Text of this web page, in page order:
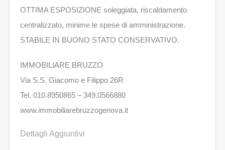
OTTIMA ESPOSIZIONE soleggiata, riscaldamento
centralizzato, minime le spese di amministrazione.
STABILE IN BUONO STATO CONSERVATIVO.
IMMOBILIARE BRUZZO
Via S.S. Giacomo e Filippo 26R
Tel. 010.8950865 – 349.0566880
www.immobiliarebruzzogenova.it
Dettagli Aggiuntivi